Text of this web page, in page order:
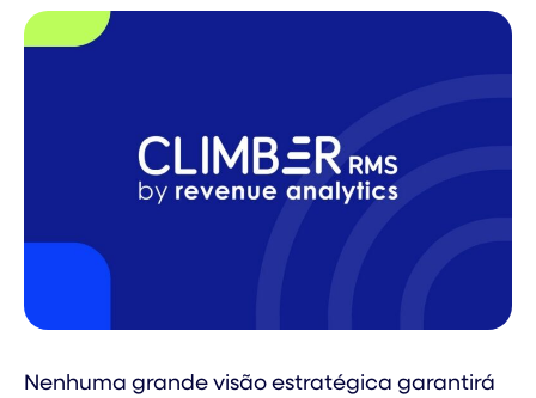
Nenhuma grande visão estratégica garantirá